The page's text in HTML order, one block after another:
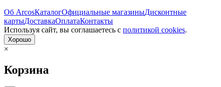
Об ArcosКаталогОфициальные магазиныДисконтные
картыДоставкаОплатаКонтакты
Используя сайт, вы согла­шаетесь с политикой cookies.
Хорошо
×
Корзина